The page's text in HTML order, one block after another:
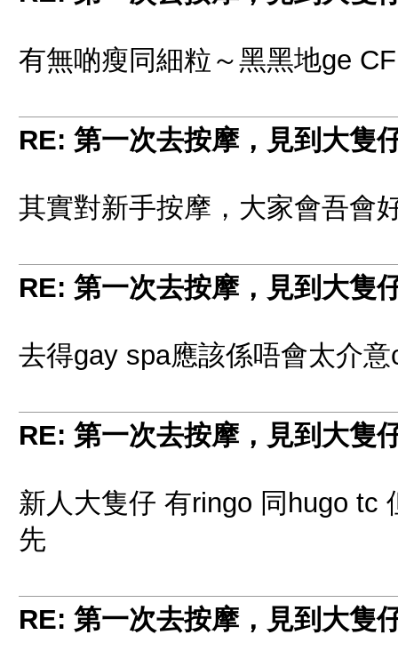
有無啲瘦同細粒～黑黑地ge
RE: 第一次去按摩，見到大隻
其實對新手按摩，大家會吾會
RE: 第一次去按摩，見到大隻
去得gay spa應該係唔會太介
RE: 第一次去按摩，見到大隻
新人大隻仔 有ringo 同hugo tc
先
RE: 第一次去按摩，見到大隻